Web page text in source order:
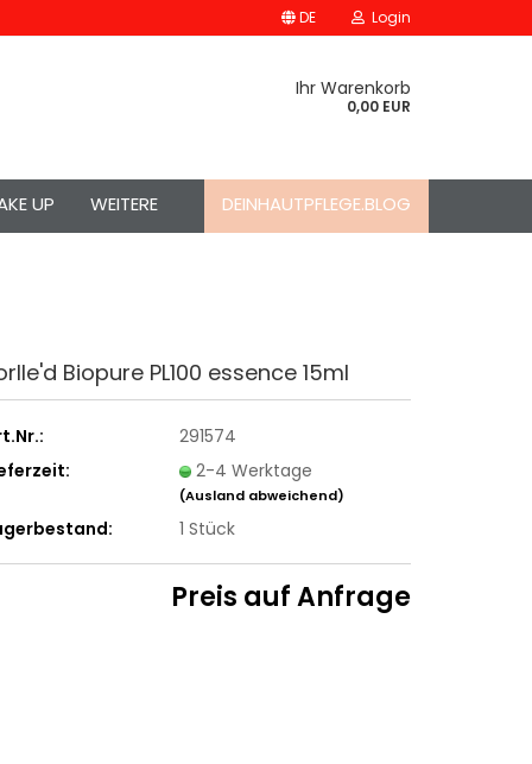
DE Login
Ihr Warenkorb
0,00 EUR
UP DEINHAUTPFLEGE.BLOG
WEITERE
Biopure PL100 essence 15ml
291574
2-4 Werktage
(Ausland abweichend)
1 Stück
Preis auf Anfrage